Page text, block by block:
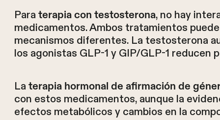
Para terapia con testosterona, no hay
medicamentos. Ambos tratamientos
mecanismos diferentes. La testosterona
los agonistas GLP-1 y GIP/GLP-1 reducen
La terapia hormonal de afirmación de
con estos medicamentos, aunque la
efectos metabólicos y cambios en la